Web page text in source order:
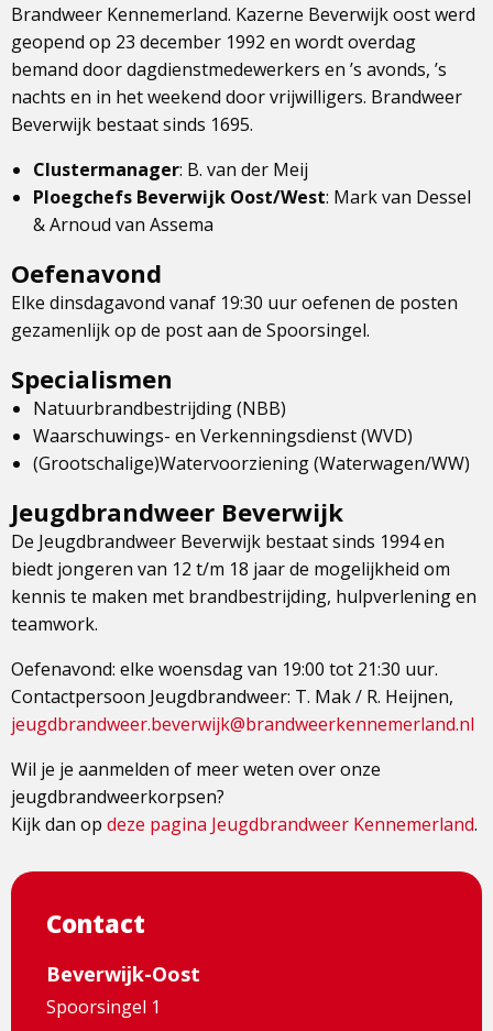
Brandweer Kennemerland. Kazerne Beverwijk oost werd
geopend op 23 december 1992 en wordt overdag
bemand door dagdienstmedewerkers en ’s avonds, ’s
nachts en in het weekend door vrijwilligers. Brandweer
Beverwijk bestaat sinds 1695.
Clustermanager: B. van der Meij
Ploegchefs Beverwijk Oost/West: Mark van Dessel
& Arnoud van Assema
Oefenavond
Elke dinsdagavond vanaf 19:30 uur oefenen de posten
gezamenlijk op de post aan de Spoorsingel.
Specialismen
Natuurbrandbestrijding (NBB)
Waarschuwings- en Verkenningsdienst (WVD)
(Grootschalige)Watervoorziening (Waterwagen/WW)
Jeugdbrandweer Beverwijk
De Jeugdbrandweer Beverwijk bestaat sinds 1994 en
biedt jongeren van 12 t/m 18 jaar de mogelijkheid om
kennis te maken met brandbestrijding, hulpverlening en
teamwork.
Oefenavond: elke woensdag van 19:00 tot 21:30 uur.
Contactpersoon Jeugdbrandweer: T. Mak / R. Heijnen,
jeugdbrandweer.beverwijk@brandweerkennemerland.nl
Wil je je aanmelden of meer weten over onze
jeugdbrandweerkorpsen?
Kijk dan op deze pagina Jeugdbrandweer Kennemerland.
Contact
Beverwijk-Oost
Spoorsingel 1